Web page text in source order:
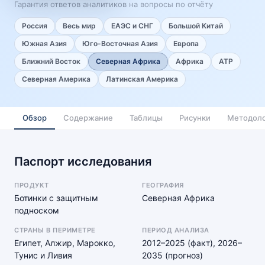
Гарантия ответов аналитиков на вопросы по отчёту
Россия Весь мир ЕАЭС и СНГ
Большой Китай
Южная Азия
Юго-Восточная Азия
Европа
Ближний Восток
Северная Африка Африка
АТР
Северная Америка
Латинская Америка
Обзор Содержание Таблицы Рисунки
Паспорт исследования
ПРОДУКТ
Ботинки с защитным
подноском
ГЕОГРАФИЯ
Северная Африка
СТРАНЫ В ПЕРИМЕТРЕ
Египет, Алжир, Марокко,
Тунис и Ливия
ПЕРИОД АНАЛИЗА
2012–2025 (факт), 2026–
2035 (прогноз)